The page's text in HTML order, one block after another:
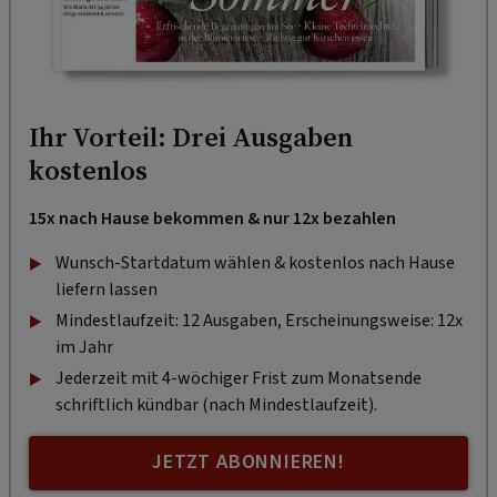
Ihr Vorteil: Drei Ausgaben
kostenlos
15x nach Hause bekommen & nur 12x bezahlen
Wunsch-Startdatum wählen & kostenlos nach Hause
liefern lassen
Mindestlaufzeit: 12 Ausgaben, Erscheinungsweise: 12x
im Jahr
Jederzeit mit 4-wöchiger Frist zum Monatsende
schriftlich kündbar (nach Mindestlaufzeit).
JETZT ABONNIEREN!